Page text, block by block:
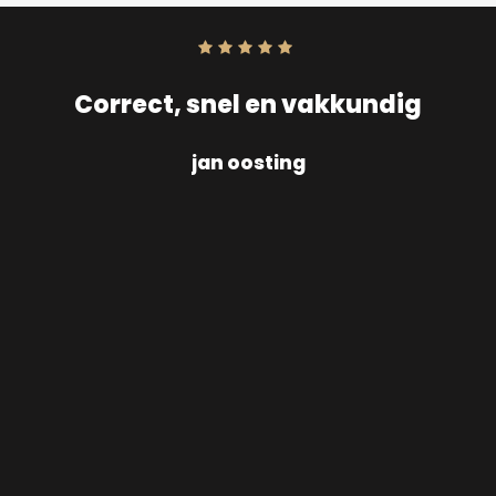
10
Correct, snel en vakkundig
jan oosting